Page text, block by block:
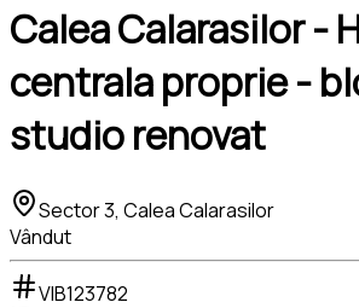
Calea Calarasilor -
centrala proprie -
studio renovat
Sector 3, Calea Calarasilor
Vândut
VIB123782